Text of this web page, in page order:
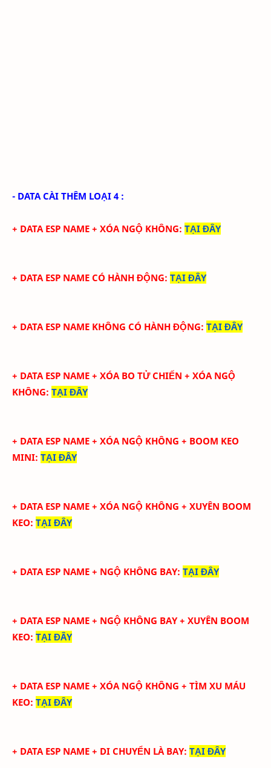
- DATA CÀI THÊM LOẠI 4 :
+ DATA ESP NAME + XÓA NGỘ KHÔNG: TẠI ĐÂY
+ DATA ESP NAME CÓ HÀNH ĐỘNG: TẠI ĐÂY
+ DATA ESP NAME KHÔNG CÓ HÀNH ĐỘNG: TẠI ĐÂY
+ DATA ESP NAME + XÓA BO TỬ CHIẾN + XÓA NGỘ
KHÔNG: TẠI ĐÂY
+ DATA ESP NAME + XÓA NGỘ KHÔNG + BOOM KEO
MINI: TẠI ĐÂY
+ DATA ESP NAME + XÓA NGỘ KHÔNG + XUYÊN BOOM
KEO: TẠI ĐÂY
+ DATA ESP NAME + NGỘ KHÔNG BAY: TẠI ĐÂY
+ DATA ESP NAME + NGỘ KHÔNG BAY + XUYÊN BOOM
KEO: TẠI ĐÂY
+ DATA ESP NAME + XÓA NGỘ KHÔNG + TÌM XU MÁU
KEO: TẠI ĐÂY
+ DATA ESP NAME + DI CHUYỂN LÀ BAY: TẠI ĐÂY